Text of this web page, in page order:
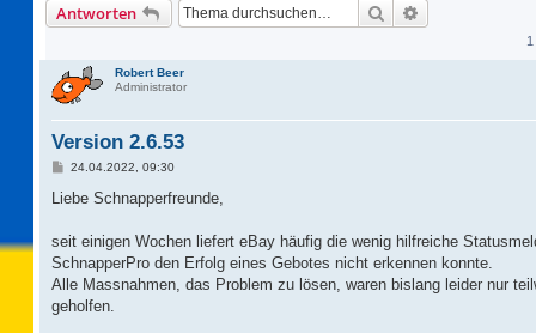
Antworten Suche
Robert Beer
Administrator
Version 2.6.53
B
i
a
24.04.2022, 09:30
Liebe Schnapperfreunde,
seit einigen Wochen liefert eBay häufig die wenig hilfreiche
SchnapperPro den Erfolg eines Gebotes nicht erkennen konnte.
Alle Massnahmen, das Problem zu lösen, waren bislang leider nur
geholfen.